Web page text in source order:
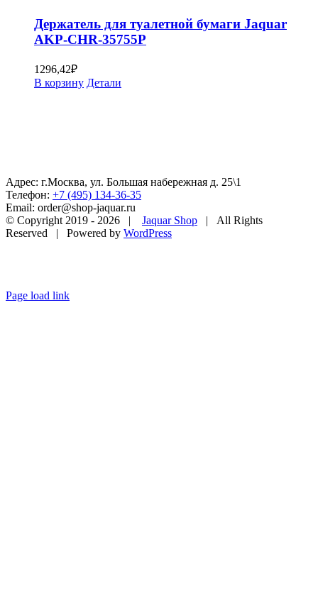
Держатель для туалетной бумаги Jaquar
AKP-CHR-35755P
1296,42₽
В корзину Детали
Адрес: г.Москва, ул. Большая набережная д. 25\1
Телефон: +7 (495) 134-36-35
Email: order@shop-jaquar.ru
© Copyright 2019 - 2026 | Jaquar Shop | All Rights
Reserved | Powered by WordPress
Page load link